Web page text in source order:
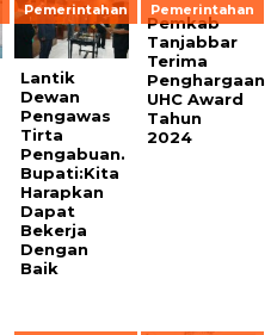
Pemerintahan
Lantik
Dewan
Pengawas
Tirta
Pengabuan.
Bupati:Kita
Harapkan
Dapat
Bekerja
Dengan
Baik
Pemerintahan
Pemkab
Tanjabbar
Terima
Penghargaan
UHC Award
Tahun
2024